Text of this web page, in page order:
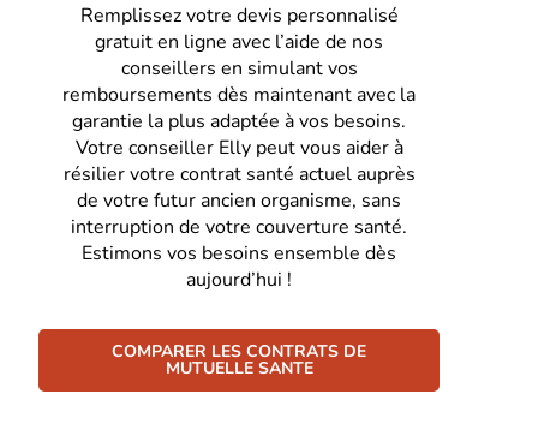
Remplissez votre devis personnalisé
gratuit en ligne avec l’aide de nos
conseillers en simulant vos
remboursements dès maintenant avec la
garantie la plus adaptée à vos besoins.
Votre conseiller Elly peut vous aider à
résilier votre contrat santé actuel auprès
de votre futur ancien organisme, sans
interruption de votre couverture santé.
Estimons vos besoins ensemble dès
aujourd’hui !
COMPARER LES CONTRATS DE
MUTUELLE SANTE